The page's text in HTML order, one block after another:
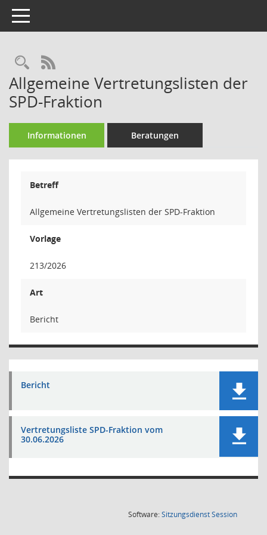
Toggle navigation
Rechercheauswahl
RSS-Feed
Allgemeine Vertretungslisten der
SPD-Fraktion
Informationen Beratungen
Betreff
Allgemeine Vertretungslisten der SPD-Fraktion
Vorlage
213/2026
Art
Bericht
Bericht
Vertretungsliste SPD-Fraktion vom
30.06.2026
Software:SitzungsdienstSession(Wird in